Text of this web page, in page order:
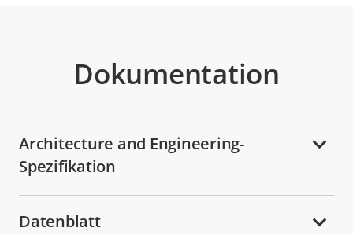
Dokumentation
Architecture and Engineering-
Spezifikation
Datenblatt